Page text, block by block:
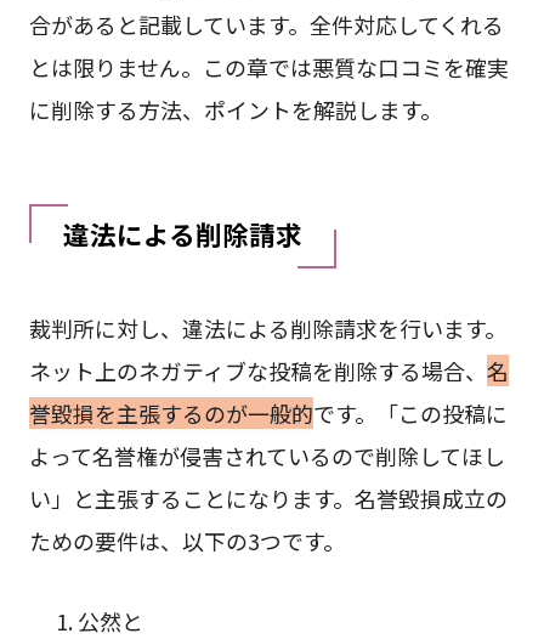
合があると記載しています。全件対応してくれる
とは限りません。この章では悪質な口コミを確実
に削除する方法、ポイントを解説します。
違法による削除請求
裁判所に対し、違法による削除請求を行います。
ネット上のネガティブな投稿を削除する場合、 名
誉毀損を主張するのが一般的です。「この投稿に
よって名誉権が侵害されているので削除してほし
い」と主張することになります。名誉毀損成立の
ための要件は、以下の3つです。
公然と